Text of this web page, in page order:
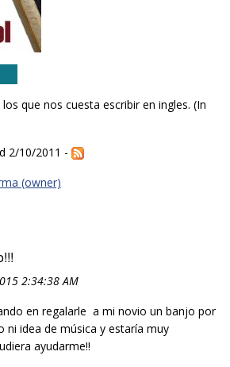
que nos cuesta escribir en ingles. (In
2/10/2011 -
(owner)
2:34:38 AM
en regalarle a mi novio un banjo por
ni idea de música y estaría muy
ayudarme!!